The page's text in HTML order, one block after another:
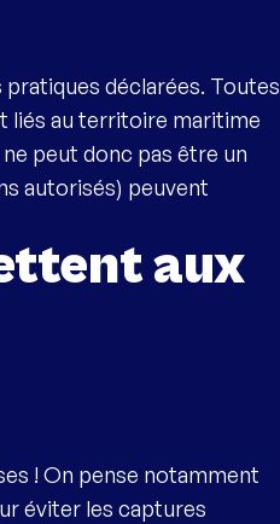
déclarées. Toutes
liés au territoire maritime
peut donc pas être un
autorisés) peuvent
aux
! On pense notamment
éviter les captures